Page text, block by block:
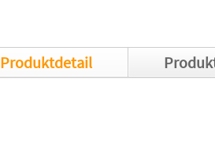
Produktdetail